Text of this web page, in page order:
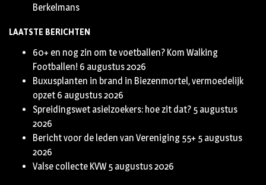
Berkelmans
LAATSTE BERICHTEN
60+ en nog zin om te voetballen? Kom Walking
Footballen! 6 augustus 2026
Buxusplanten in brand in Biezenmortel, vermoedelijk
opzet 6 augustus 2026
Spreidingswet asielzoekers: hoe zit dat? 5 augustus
2026
Bericht voor de leden van Vereniging 55+ 5 augustus
2026
Valse collecte KVW 5 augustus 2026